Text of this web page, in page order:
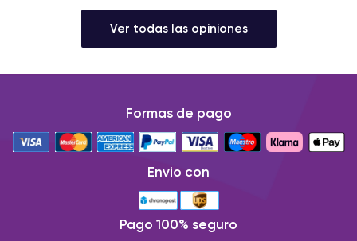
Ver todas las opiniones
Formas de pago
Envio con
Pago 100% seguro